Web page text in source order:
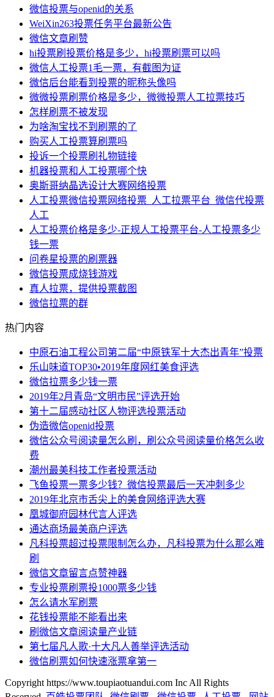
微信投票与openid的关系
WeiXin263投票任务平台最新公告
微信文章刷赞
hi投票刷投票价格是多少，hi投票刷票可以吗
微信人工投票1毛一票，有截图为证
微信后台能看到投票的昵称头像吗
微微投票刷票价格是多少，微微投票人工拉票技巧
怎样刷票不被发现
为啥淘宝找不到刷票的了
购买人工投票算刷票吗
投诉一个投票刷礼物链接
机器投票和人工投票哪个快
奥斯哥纳晶选设计大赛网络投票
人工投票微信投票网络投票_人工拉票平台_微信代投票
人工
人工投票价格是多少-正规人工投票平台-人工投票多少
钱一票
问卷星投票的刷票器
微信投票成烧钱游戏
真人拉票，提供投票截图
微信拉票的群
热门内容
中原石油工程公司第二届“中原铁军十大杰出青年”投票
乐山味道TOP30•2019年度网红美食评选
微信拉票多少钱一票
2019年2月青岛“文明市民”评选开始
第十二届感动社区人物评选投票活动
伪造微信openid投票
微信公众号阅读量怎么刷，刷公众号阅读量价格怎么收
费
潮州最美科技工作者投票活动
飞鱼投票一票多少钱？微信投票最后一天冲刺多少
2019年北京市舌尖上的美食网络评选大赛
凰城御府园林代言人评选
通达商场最美商户评选
凡科投票超过投票限制怎么办，凡科投票为什么那么难
刷
微信文章留言点赞神器
专业投票刷票投1000票多少钱
怎么请水军刷票
花钱投票能不能看出来
刷微信文章阅读量产业链
第七届凡人歌·十大凡人善举评选活动
微信刷票如何快速涨票拿第一
Copyright https://www.toupiaotuandui.com Inc All Rights